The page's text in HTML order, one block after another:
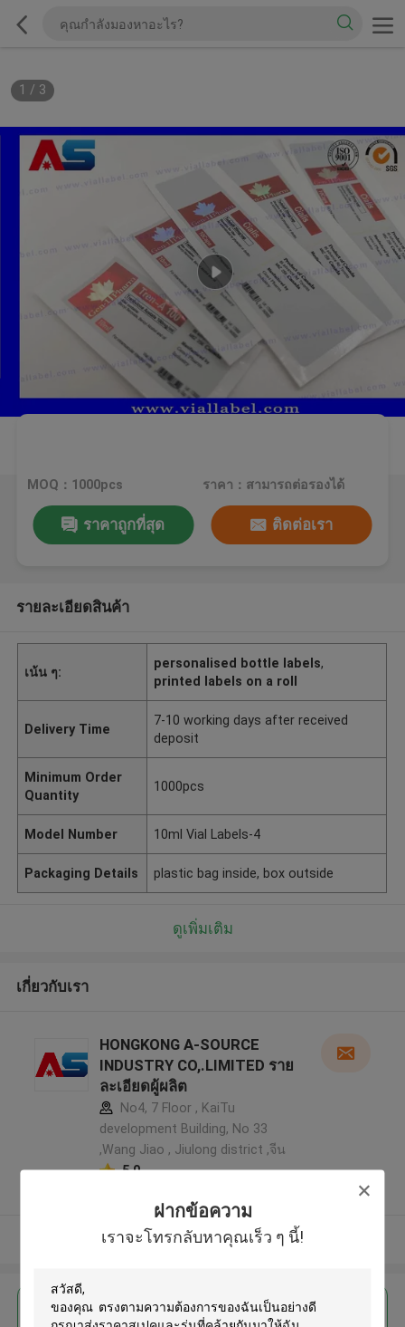
ฝากข้อความ
เราจะโทรกลับหาคุณเร็ว ๆ นี้!
1 / 3
MOQ：1000pcs ราคา：สามารถต่อรองได้
ราคาถูกที่สุด ติดต่อเรา
รายละเอียดสินค้า
เน้น ๆ:
personalised bottle labels,
printed labels on a roll
Delivery Time
7-10 working days after received
deposit
Minimum Order
Quantity
1000pcs
Model Number 10ml Vial Labels-4
Packaging Details plastic bag inside, box outside
ดูเพิ่มเติม
เกี่ยวกับเรา
HONGKONG A-SOURCE
INDUSTRY CO,.LIMITED ราย
ละเอียดผู้ผลิต
No4, 7 Floor , KaiTu
development Building, No 33
,Wang Jiao , Jiulong district ,จีน
5.0
ดูเพิ่มเติม
এর সেরা মূল্য পান